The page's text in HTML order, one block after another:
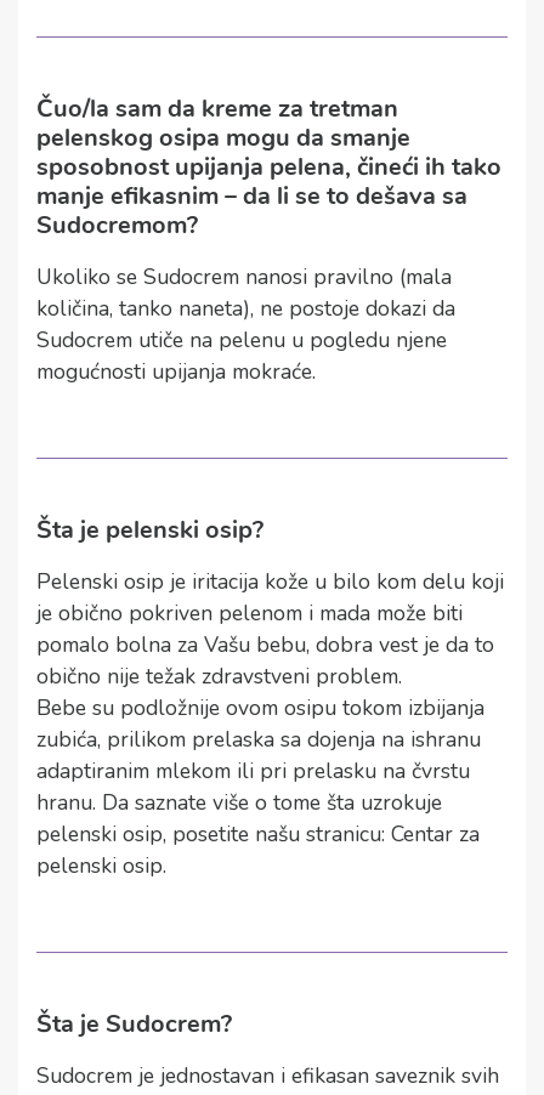
Čuo/la sam da kreme za tretman
pelenskog osipa mogu da smanje
sposobnost upijanja pelena, čineći ih tako
manje efikasnim – da li se to dešava sa
Sudocremom?
Ukoliko se Sudocrem nanosi pravilno (mala
količina, tanko naneta), ne postoje dokazi da
Sudocrem utiče na pelenu u pogledu njene
mogućnosti upijanja mokraće.
Šta je pelenski osip?
Pelenski osip je iritacija kože u bilo kom delu koji
je obično pokriven pelenom i mada može biti
pomalo bolna za Vašu bebu, dobra vest je da to
obično nije težak zdravstveni problem.
Bebe su podložnije ovom osipu tokom izbijanja
zubića, prilikom prelaska sa dojenja na ishranu
adaptiranim mlekom ili pri prelasku na čvrstu
hranu. Da saznate više o tome šta uzrokuje
pelenski osip, posetite našu stranicu: Centar za
pelenski osip.
Šta je Sudocrem?
Sudocrem je jednostavan i efikasan saveznik svih